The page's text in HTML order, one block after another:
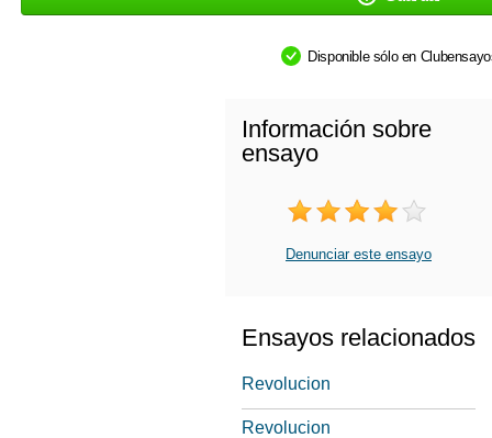
Disponible sólo en
Información sobre
ensayo
Denunciar este ensayo
Ensayos relacionados
Revolucion
Revolucion